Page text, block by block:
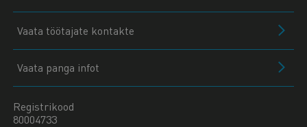
Vaata töötajate kontakte
Vaata panga infot
Registrikood
80004733